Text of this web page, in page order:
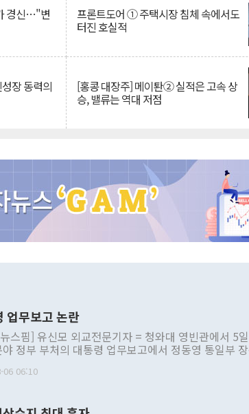
경신…"변 프론트도어 ① 주택시장 침체 속에서도
터진 호실적
장 동력의 [홍콩 대장주] 메이퇀② 실적은 고속 상
승, 밸류는 역대 저점
업무보고 논란
스핌] 유신모 외교전문기자 = 청와대 영빈관에서 5
정부 부처의 대통령 업무보고에서 정동영 통일부
는 정부 내 조율을 거치지 않은 사안을 정책으로 추진
06 06:10